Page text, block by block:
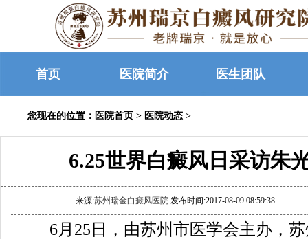
首页 医院简介 医生团队
您现在的位置： 医院首页 > 医院动态 >
6.25世界白癜风日采访朱
来源:苏州瑞金白癜风医院 发布时间:2017-08-09 08:59:38
6月25日，由苏州市医学会主办，苏